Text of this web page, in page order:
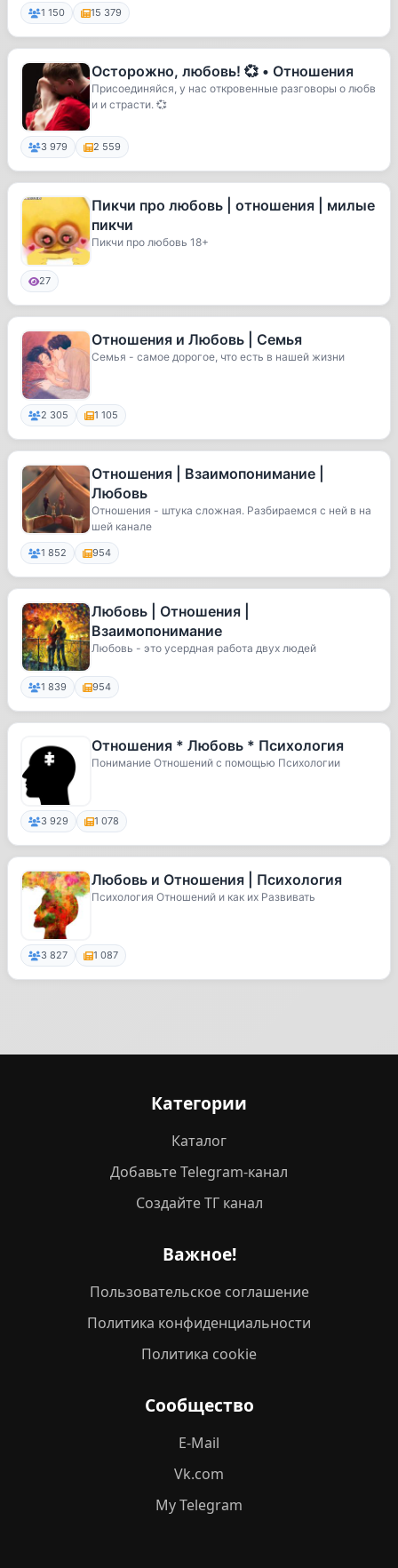
1 150 15 379
Осторожно, любовь! 💞 • Отношения
Присоединяйся, у нас откровенные разговоры о любв
и и страсти. 💞
3 979 2 559
Пикчи про любовь | отношения | милые
пикчи
Пикчи про любовь 18+
27
Отношения и Любовь | Семья
Семья - самое дорогое, что есть в нашей жизни
2 305 1 105
Отношения | Взаимопонимание |
Любовь
Отношения - штука сложная. Разбираемся с ней в на
шей канале
1 852 954
Любовь | Отношения |
Взаимопонимание
Любовь - это усердная работа двух людей
1 839 954
Отношения * Любовь * Психология
Понимание Отношений с помощью Психологии
3 929 1 078
Любовь и Отношения | Психология
Психология Отношений и как их Развивать
3 827 1 087
Категории
Каталог
Добавьте Telegram-канал
Создайте ТГ канал
Важное!
Пользовательское соглашение
Политика конфиденциальности
Политика cookie
Сообщество
E-Mail
Vk.com
My Telegram